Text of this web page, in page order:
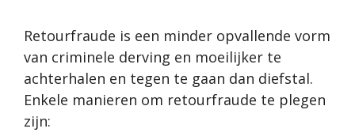
Retourfraude is een minder opvallende vorm
van criminele derving en moeilijker te
achterhalen en tegen te gaan dan diefstal.
Enkele manieren om retourfraude te plegen
zijn: